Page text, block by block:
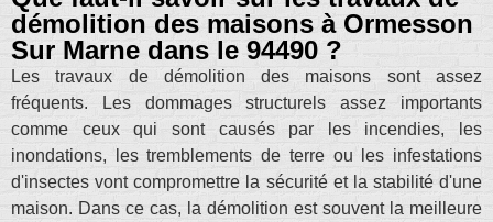
démolition des maisons à Ormesson
Sur Marne dans le 94490 ?
Les travaux de démolition des maisons sont assez
fréquents. Les dommages structurels assez importants
comme ceux qui sont causés par les incendies, les
inondations, les tremblements de terre ou les infestations
d'insectes vont compromettre la sécurité et la stabilité d'une
maison. Dans ce cas, la démolition est souvent la meilleure